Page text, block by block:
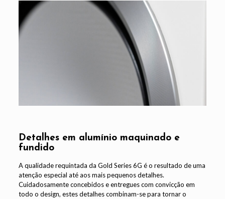
Detalhes em alumínio maquinado e
fundido
A qualidade requintada da Gold Series 6G é o resultado de uma
atenção especial até aos mais pequenos detalhes.
Cuidadosamente concebidos e entregues com convicção em
todo o design, estes detalhes combinam-se para tornar o